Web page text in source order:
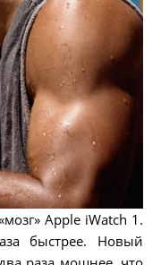
Apple iWatch 1.
быстрее. Новый